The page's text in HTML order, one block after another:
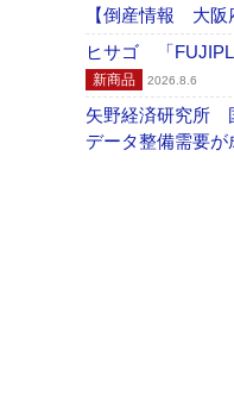
【倒産情報 大
ヒサゴ 「
新商品 2026.8.6
矢野経済研究所
データ整備需要が